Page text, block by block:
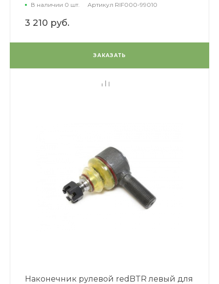
В наличии 0 шт. Артикул RIF000-99010
3 210 руб.
ЗАКАЗАТЬ
Наконечник рулевой redBTR левый для